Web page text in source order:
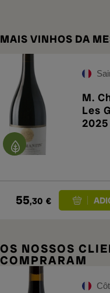
MAIS VINHOS DA
M.
Les
55,30 €
OS NOSSOS
COMPRARAM